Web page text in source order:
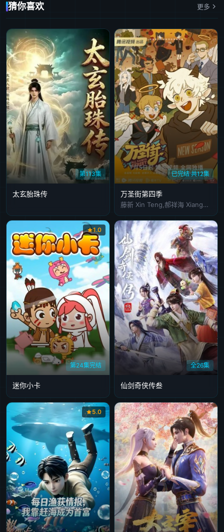
猜你喜欢 更多
第113集
太玄胎珠传
已完结 共12集
万圣街第四季
藤新 Xin Teng,郝祥海 Xianghai Hao,施燕
第24集完结
1.0
迷你小卡
全26集
仙剑奇侠传叁
5.0